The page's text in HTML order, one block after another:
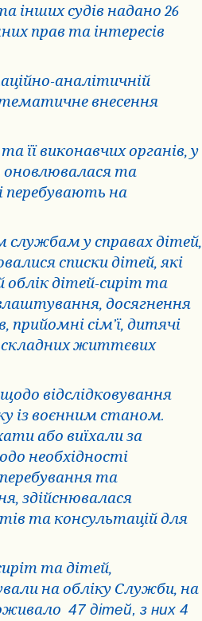
інших судів надано 26
прав та інтересів
аналітичній
внесення
її виконавчих органів, у
оновлювалася та
перебувають на
службам у справах дітей,
списки дітей, які
облік дітей-сиріт та
досягнення
прийомні сім’ї, дитячі
складних життєвих
відслідковування
із воєнним станом.
або виїхали за
необхідності
та
здійснювалася
та консультацій для
та дітей,
на обліку Служби, на
47 дітей, з них 4